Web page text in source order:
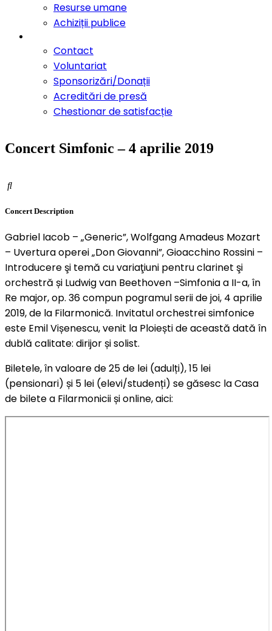
Resurse umane
Achiziții publice
Contact
Voluntariat
Sponsorizări/Donații
Acreditări de presă
Chestionar de satisfacție
Concert Simfonic – 4 aprilie 2019
Concert Description
Gabriel Iacob – „Generic”, Wolfgang Amadeus Mozart
– Uvertura operei „Don Giovanni”, Gioacchino Rossini –
Introducere şi temă cu variaţiuni pentru clarinet şi
orchestră și Ludwig van Beethoven –Simfonia a II-a, în
Re major, op. 36 compun pogramul serii de joi, 4 aprilie
2019, de la Filarmonică. Invitatul orchestrei simfonice
este Emil Vișenescu, venit la Ploiești de această dată în
dublă calitate: dirijor și solist.
Biletele, în valoare de 25 de lei (adulți), 15 lei
(pensionari) și 5 lei (elevi/studenți) se găsesc la Casa
de bilete a Filarmonicii și online, aici: